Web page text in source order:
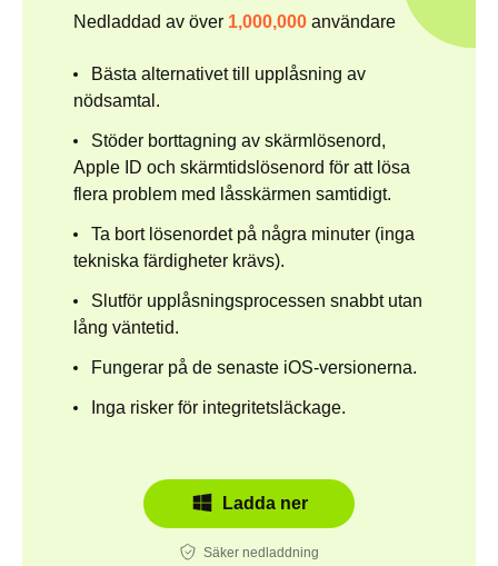
Nedladdad av över 1,000,000 användare
Bästa alternativet till upplåsning av
nödsamtal.
Stöder borttagning av skärmlösenord,
Apple ID och skärmtidslösenord för att lösa
flera problem med låsskärmen samtidigt.
Ta bort lösenordet på några minuter (inga
tekniska färdigheter krävs).
Slutför upplåsningsprocessen snabbt utan
lång väntetid.
Fungerar på de senaste iOS-versionerna.
Inga risker för integritetsläckage.
Ladda ner
Säker nedladdning